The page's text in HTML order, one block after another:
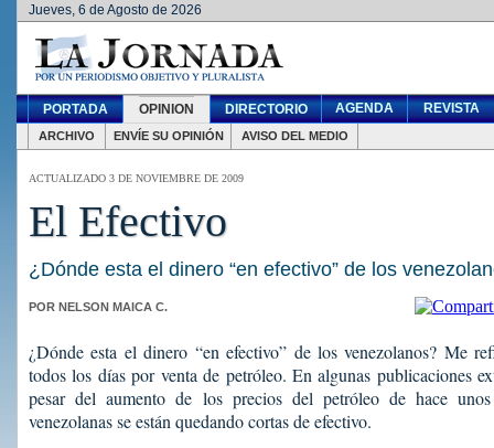
Jueves, 6 de Agosto de 2026
PORTADA OPINION DIRECTORIO AGENDA REVISTA
ARCHIVO ENVÍE SU OPINIÓN AVISO DEL MEDIO
ACTUALIZADO 3 DE NOVIEMBRE DE 2009
El Efectivo
¿Dónde esta el dinero “en efectivo” de los
POR NELSON MAICA C.
¿Dónde esta el dinero “en efectivo” de los venezolanos? Me
todos los días por venta de petróleo. En algunas publicaciones
pesar del aumento de los precios del petróleo de hace
venezolanas se están quedando cortas de efectivo.